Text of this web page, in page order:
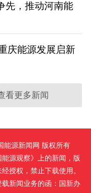
先，推动河南能
庆能源发展启新
看更多新闻
能源新闻网 版权所有
源观察》上的新闻，版
授权，禁止下载使用。
新闻业务的函：国新办